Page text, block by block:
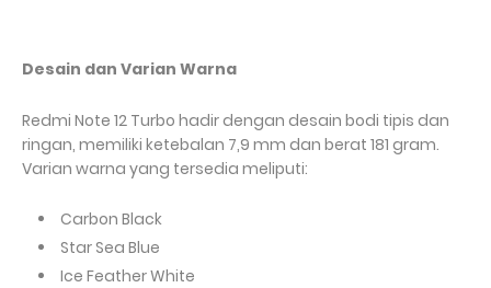
Desain dan Varian Warna
Redmi Note 12 Turbo hadir dengan desain bodi tipis dan
ringan, memiliki ketebalan 7,9 mm dan berat 181 gram.
Varian warna yang tersedia meliputi:
Carbon Black
Star Sea Blue
Ice Feather White